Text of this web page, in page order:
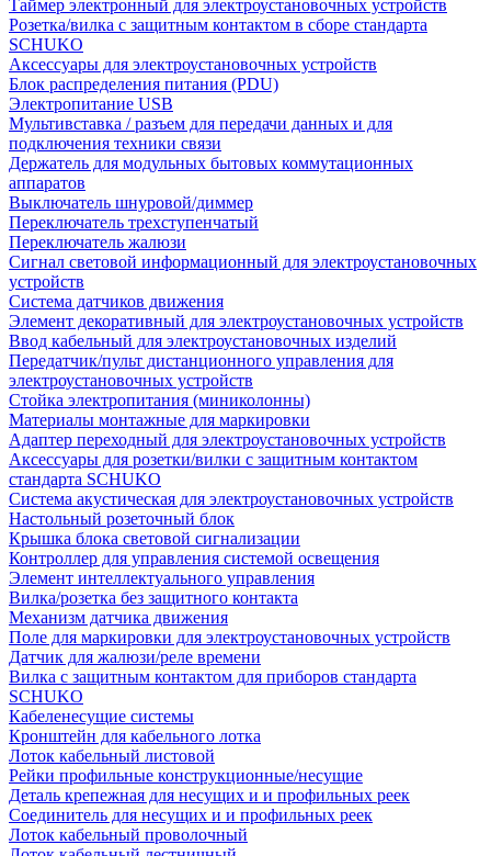
Таймер электронный для электроустановочных устройств
Розетка/вилка с защитным контактом в сборе стандарта
SCHUKO
Аксессуары для электроустановочных устройств
Блок распределения питания (PDU)
Электропитание USB
Мультивставка / разъем для передачи данных и для
подключения техники связи
Держатель для модульных бытовых коммутационных
аппаратов
Выключатель шнуровой/диммер
Переключатель трехступенчатый
Переключатель жалюзи
Сигнал световой информационный для электроустановочных
устройств
Система датчиков движения
Элемент декоративный для электроустановочных устройств
Ввод кабельный для электроустановочных изделий
Передатчик/пульт дистанционного управления для
электроустановочных устройств
Стойка электропитания (миниколонны)
Материалы монтажные для маркировки
Адаптер переходный для электроустановочных устройств
Аксессуары для розетки/вилки с защитным контактом
стандарта SCHUKO
Система акустическая для электроустановочных устройств
Настольный розеточный блок
Крышка блока световой сигнализации
Контроллер для управления системой освещения
Элемент интеллектуального управления
Вилка/розетка без защитного контакта
Механизм датчика движения
Поле для маркировки для электроустановочных устройств
Датчик для жалюзи/реле времени
Вилка с защитным контактом для приборов стандарта
SCHUKO
Кабеленесущие системы
Кронштейн для кабельного лотка
Лоток кабельный листовой
Рейки профильные конструкционные/несущие
Деталь крепежная для несущих и и профильных реек
Соединитель для несущих и и профильных реек
Лоток кабельный проволочный